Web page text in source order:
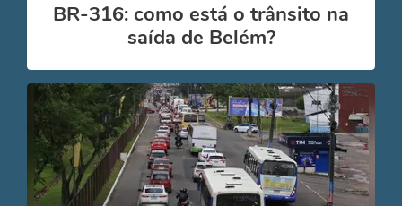
BR-316: como está o trânsito na
saída de Belém?